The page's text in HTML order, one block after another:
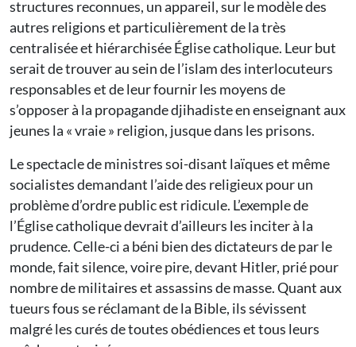
structures reconnues, un appareil, sur le modèle des
autres religions et particulièrement de la très
centralisée et hiérarchisée Église catholique. Leur but
serait de trouver au sein de l’islam des interlocuteurs
responsables et de leur fournir les moyens de
s’opposer à la propagande djihadiste en enseignant aux
jeunes la « vraie » religion, jusque dans les prisons.
Le spectacle de ministres soi-disant laïques et même
socialistes demandant l’aide des religieux pour un
problème d’ordre public est ridicule. L’exemple de
l’Église catholique devrait d’ailleurs les inciter à la
prudence. Celle-ci a béni bien des dictateurs de par le
monde, fait silence, voire pire, devant Hitler, prié pour
nombre de militaires et assassins de masse. Quant aux
tueurs fous se réclamant de la Bible, ils sévissent
malgré les curés de toutes obédiences et tous leurs